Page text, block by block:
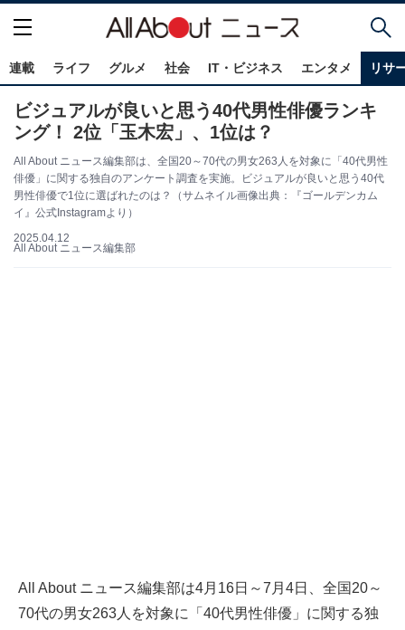
連載 ライフ グルメ 社会 IT・ビジネス エンタメ リサ
ビジュアルが良いと思う40代男性俳優ランキ
ング！ 2位「玉木宏」、1位は？
All About ニュース編集部は、全国20～70代の男女263人を対象に「40代男性
俳優」に関する独自のアンケート調査を実施。ビジュアルが良いと思う40代
男性俳優で1位に選ばれたのは？（サムネイル画像出典：『ゴールデンカム
イ』公式Instagramより）
2025.04.12
All About ニュース編集部
All About ニュース編集部は4月16日～7月4日、全国20～
70代の男女263人を対象に「40代男性俳優」に関する独